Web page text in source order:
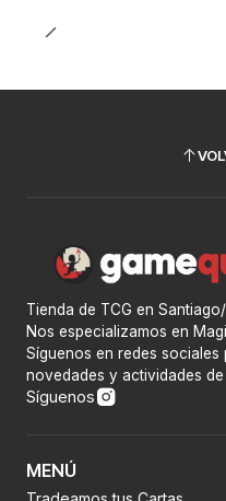
Tienda de TCG en
Nos especializamos en
Síguenos en redes
novedades y actividades de
Síguenos
MENÚ